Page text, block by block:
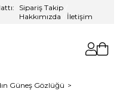
Sipariş Takip
Hakkımızda
İletişim
Güneş Gözlüğü